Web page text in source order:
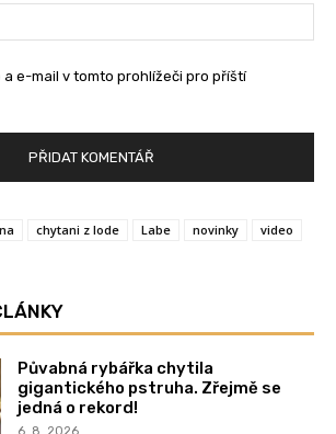
a e-mail v tomto prohlížeči pro příští
chytani z lode Labe novinky
video
Půvabná rybářka chytila
gigantického pstruha. Zřejmě se
jedná o rekord!